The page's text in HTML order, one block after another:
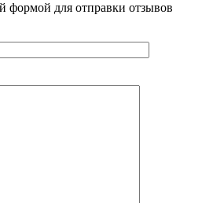
формой для отправки отзывов